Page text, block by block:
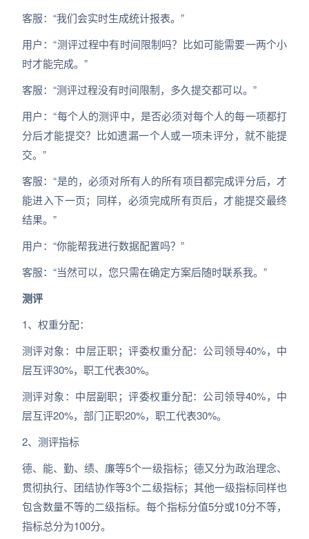
客服：“我们会实时生成统计报表。”
用户：“测评过程中有时间限制吗？比如可能需要一两个小
时才能完成。”
客服：“测评过程没有时间限制，多久提交都可以。”
用户：“每个人的测评中，是否必须对每个人的每一项都打
分后才能提交？比如遗漏一个人或一项未评分，就不能提
交。”
客服：“是的，必须对所有人的所有项目都完成评分后，才
能进入下一页；同样，必须完成所有页后，才能提交最终
结果。”
用户：“你能帮我进行数据配置吗？”
客服：“当然可以，您只需在确定方案后随时联系我。”
测评
1、权重分配：
测评对象：中层正职；评委权重分配：公司领导40%，中
层互评30%，职工代表30%。
测评对象：中层副职；评委权重分配：公司领导40%，中
层互评20%，部门正职20%，职工代表30%。
2、测评指标
德、能、勤、绩、廉等5个一级指标；德又分为政治理念、
贯彻执行、团结协作等3个二级指标；其他一级指标同样也
包含数量不等的二级指标。每个指标分值5分或10分不等，
指标总分为100分。